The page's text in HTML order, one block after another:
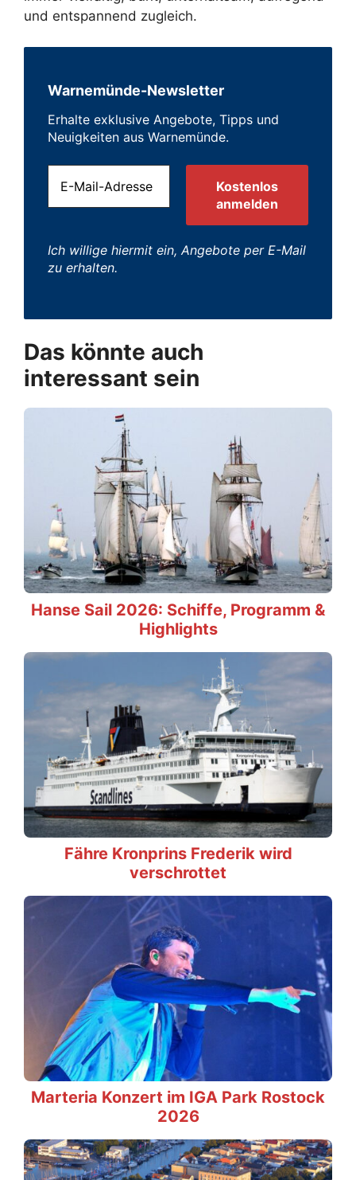
und entspannend zugleich.
Warnemünde-Newsletter
Erhalte exklusive Angebote, Tipps und
Neuigkeiten aus Warnemünde.
Ich willige hiermit ein, Angebote per E-Mail
zu erhalten.
Das könnte auch
interessant sein
Hanse Sail 2026: Schiffe, Programm &
Highlights
Fähre Kronprins Frederik wird
verschrottet
Marteria Konzert im IGA Park Rostock
2026